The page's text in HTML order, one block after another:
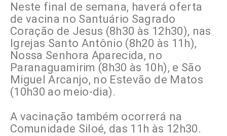
Neste final de semana, haverá oferta
de vacina no Santuário Sagrado
Coração de Jesus (8h30 às 12h30), nas
Igrejas Santo Antônio (8h20 às 11h),
Nossa Senhora Aparecida, no
Paranaguamirim (8h30 às 10h), e São
Miguel Arcanjo, no Estevão de Matos
(10h30 ao meio-dia).
A vacinação também ocorrerá na
Comunidade Siloé, das 11h às 12h30.